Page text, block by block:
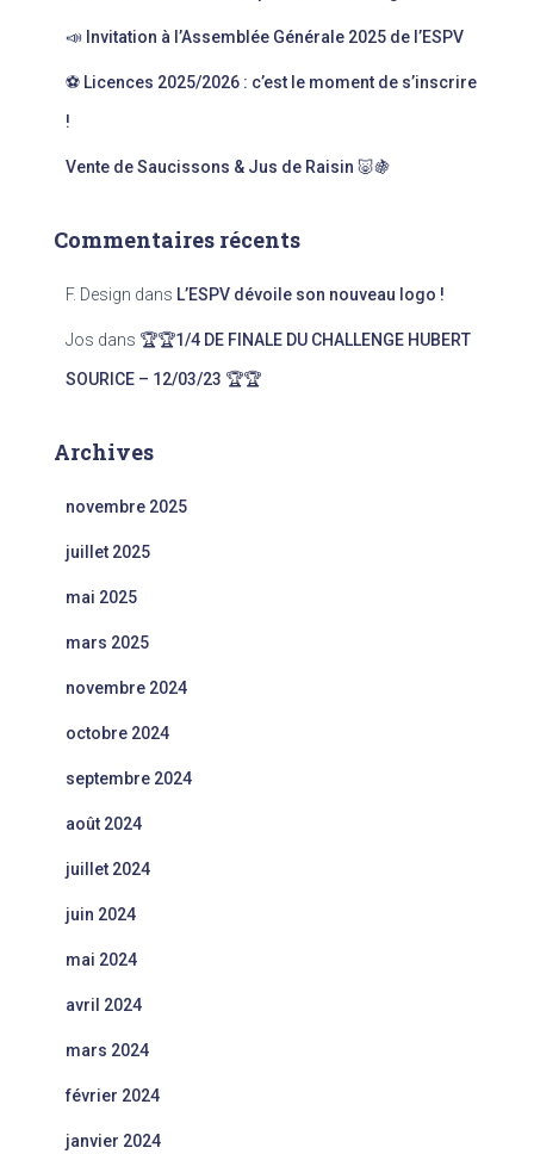
📣 Invitation à l’Assemblée Générale 2025 de l’ESPV
⚽ Licences 2025/2026 : c’est le moment de s’inscrire
!
Vente de Saucissons & Jus de Raisin 🐷🍇
Commentaires récents
F. Design dans L’ESPV dévoile son nouveau logo !
Jos dans 🏆🏆1/4 DE FINALE DU CHALLENGE HUBERT
SOURICE – 12/03/23 🏆🏆
Archives
novembre 2025
juillet 2025
mai 2025
mars 2025
novembre 2024
octobre 2024
septembre 2024
août 2024
juillet 2024
juin 2024
mai 2024
avril 2024
mars 2024
février 2024
janvier 2024